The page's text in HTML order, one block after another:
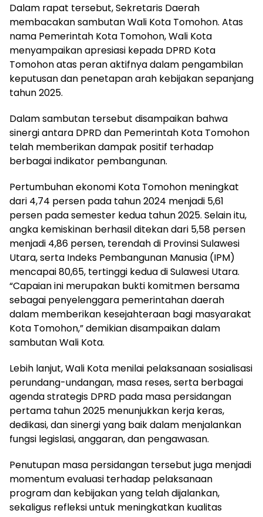
Dalam rapat tersebut, Sekretaris Daerah
membacakan sambutan Wali Kota Tomohon. Atas
nama Pemerintah Kota Tomohon, Wali Kota
menyampaikan apresiasi kepada DPRD Kota
Tomohon atas peran aktifnya dalam pengambilan
keputusan dan penetapan arah kebijakan sepanjang
tahun 2025.
Dalam sambutan tersebut disampaikan bahwa
sinergi antara DPRD dan Pemerintah Kota Tomohon
telah memberikan dampak positif terhadap
berbagai indikator pembangunan.
Pertumbuhan ekonomi Kota Tomohon meningkat
dari 4,74 persen pada tahun 2024 menjadi 5,61
persen pada semester kedua tahun 2025. Selain itu,
angka kemiskinan berhasil ditekan dari 5,58 persen
menjadi 4,86 persen, terendah di Provinsi Sulawesi
Utara, serta Indeks Pembangunan Manusia (IPM)
mencapai 80,65, tertinggi kedua di Sulawesi Utara.
“Capaian ini merupakan bukti komitmen bersama
sebagai penyelenggara pemerintahan daerah
dalam memberikan kesejahteraan bagi masyarakat
Kota Tomohon,” demikian disampaikan dalam
sambutan Wali Kota.
Lebih lanjut, Wali Kota menilai pelaksanaan sosialisasi
perundang-undangan, masa reses, serta berbagai
agenda strategis DPRD pada masa persidangan
pertama tahun 2025 menunjukkan kerja keras,
dedikasi, dan sinergi yang baik dalam menjalankan
fungsi legislasi, anggaran, dan pengawasan.
Penutupan masa persidangan tersebut juga menjadi
momentum evaluasi terhadap pelaksanaan
program dan kebijakan yang telah dijalankan,
sekaligus refleksi untuk meningkatkan kualitas